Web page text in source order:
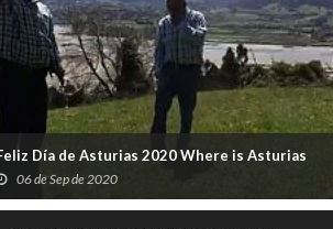
Día de Asturias 2020 Where is Asturias
06 de Sep de 2020